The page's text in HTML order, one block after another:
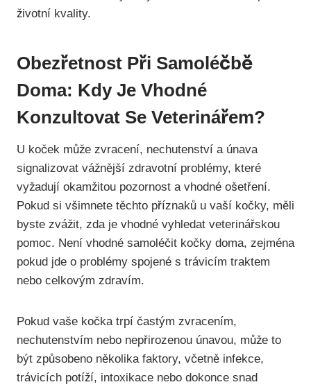
životní kvality.
Obezřetnost Při Samoléčbě
Doma: Kdy Je Vhodné
Konzultovat Se Veterinářem?
U koček může zvracení, nechutenství a únava
signalizovat vážnější zdravotní problémy, které
vyžadují okamžitou pozornost a vhodné ošetření.
Pokud si všimnete těchto příznaků u vaší kočky, měli
byste zvážit, zda je vhodné vyhledat veterinářskou
pomoc. Není vhodné samoléčit kočky doma, zejména
pokud jde o problémy spojené s trávicím traktem
nebo celkovým zdravím.
Pokud vaše kočka trpí častým zvracením,
nechutenstvím nebo nepřirozenou únavou, může to
být způsobeno několika faktory, včetně infekce,
trávicích potíží, intoxikace nebo dokonce snad